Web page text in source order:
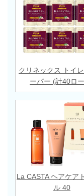
クリネックス トイ
ーパー (計40ロ
La CASTA ヘアケア
ル 40